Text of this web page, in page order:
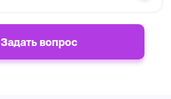
Задать вопрос